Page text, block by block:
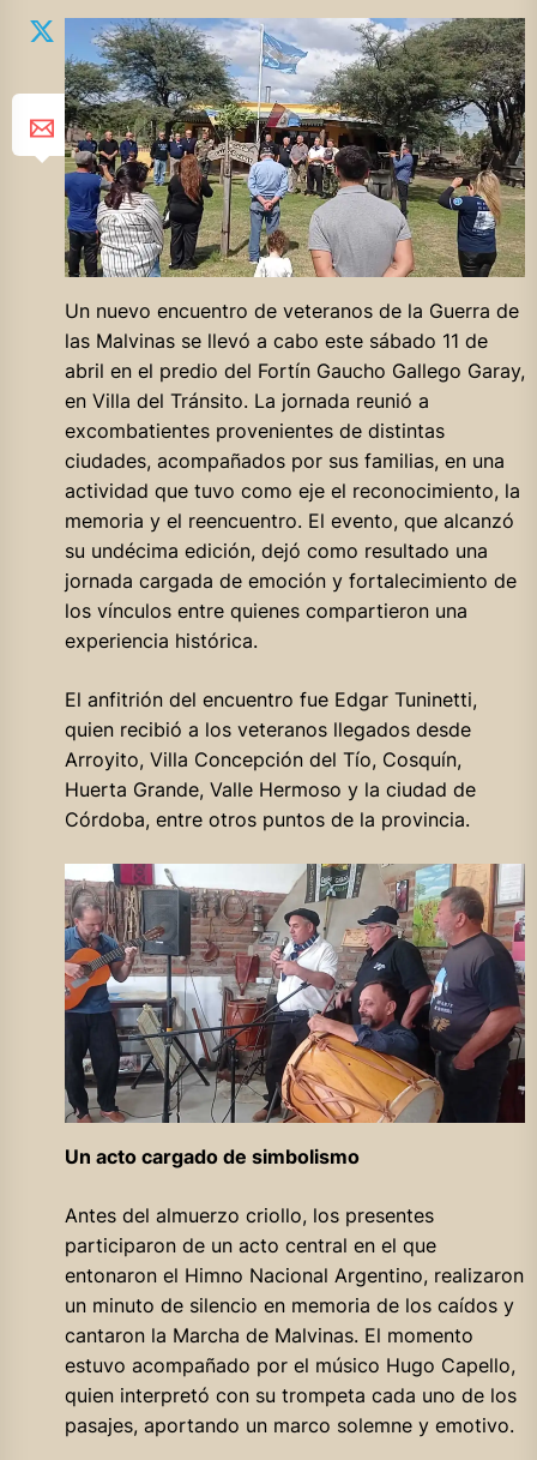
Un nuevo encuentro de veteranos de la Guerra de
las Malvinas se llevó a cabo este sábado 11 de
abril en el predio del Fortín Gaucho Gallego Garay,
en Villa del Tránsito. La jornada reunió a
excombatientes provenientes de distintas
ciudades, acompañados por sus familias, en una
actividad que tuvo como eje el reconocimiento, la
memoria y el reencuentro. El evento, que alcanzó
su undécima edición, dejó como resultado una
jornada cargada de emoción y fortalecimiento de
los vínculos entre quienes compartieron una
experiencia histórica.
El anfitrión del encuentro fue Edgar Tuninetti,
quien recibió a los veteranos llegados desde
Arroyito, Villa Concepción del Tío, Cosquín,
Huerta Grande, Valle Hermoso y la ciudad de
Córdoba, entre otros puntos de la provincia.
Un acto cargado de simbolismo
Antes del almuerzo criollo, los presentes
participaron de un acto central en el que
entonaron el Himno Nacional Argentino, realizaron
un minuto de silencio en memoria de los caídos y
cantaron la Marcha de Malvinas. El momento
estuvo acompañado por el músico Hugo Capello,
quien interpretó con su trompeta cada uno de los
pasajes, aportando un marco solemne y emotivo.